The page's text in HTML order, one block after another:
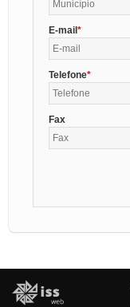
E-mail
Telefone
Fax